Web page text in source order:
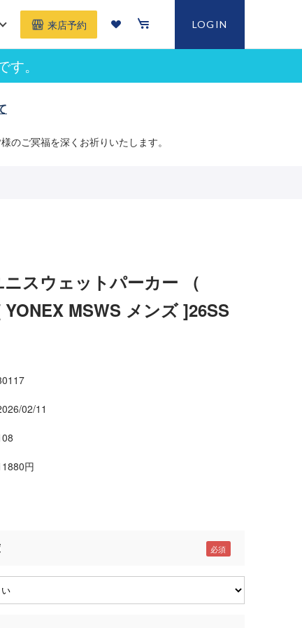
来店予約 LOGIN
。
のご冥福を深くお祈りいたします。
スウェットパーカー （
YONEX MSWS メンズ ]26SS
02/11
円